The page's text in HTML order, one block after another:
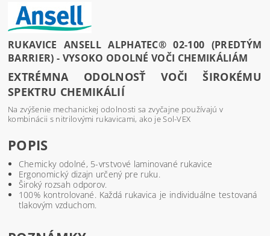
RUKAVICE ANSELL ALPHATEC® 02-100 (PREDTÝM
BARRIER) - VYSOKO ODOLNÉ VOČI CHEMIKÁLIÁM
EXTRÉMNA ODOLNOSŤ VOČI ŠIROKÉMU
SPEKTRU CHEMIKÁLIÍ
Na zvýšenie mechanickej odolnosti sa zvyčajne používajú v
kombinácii s nitrilovými rukavicami, ako je Sol-VEX
POPIS
Chemicky odolné, 5-vrstvové laminované rukavice
Ergonomický dizajn určený pre ruku.
Široký rozsah odporov.
100% kontrolované. Každá rukavica je individuálne testovaná
tlakovým vzduchom.